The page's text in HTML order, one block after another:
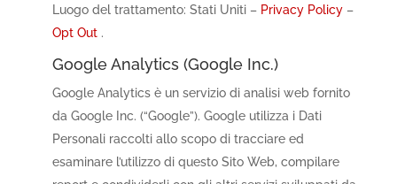
Luogo del trattamento: Stati Uniti – Privacy Policy–
Opt Out.
Google Analytics (Google Inc.)
Google Analytics è un servizio di analisi web fornito
da Google Inc. (“Google”). Google utilizza i Dati
Personali raccolti allo scopo di tracciare ed
esaminare l’utilizzo di questo Sito Web, compilare